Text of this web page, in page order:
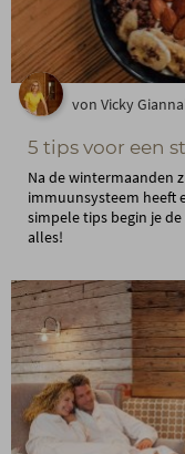
von Vicky
5 tips voor een
Na de wintermaanden
immuunsysteem heeft
simpele tips begin je
alles!